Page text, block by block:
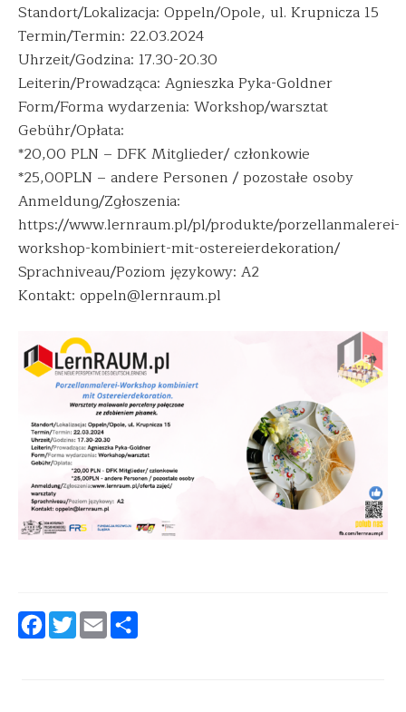
Standort/Lokalizacja: Oppeln/Opole, ul. Krupnicza 15
Termin/Termin: 22.03.2024
Uhrzeit/Godzina: 17.30-20.30
Leiterin/Prowadząca: Agnieszka Pyka-Goldner
Form/Forma wydarzenia: Workshop/warsztat
Gebühr/Opłata:
*20,00 PLN – DFK Mitglieder/ członkowie
*25,00PLN – andere Personen / pozostałe osoby
Anmeldung/Zgłoszenia:
https://www.lernraum.pl/pl/produkte/porzellanmalerei-
workshop-kombiniert-mit-ostereierdekoration/
Sprachniveau/Poziom językowy: A2
Kontakt: oppeln@lernraum.pl
Facebook
Twitter
Email